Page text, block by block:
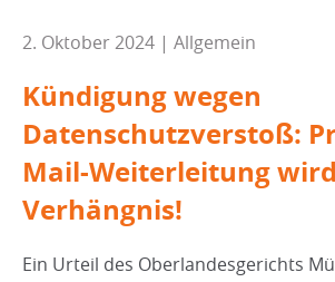
2. Oktober 2024 | Allgemein
Kündigung wegen
Datenschutzverstoß:
Mail-Weiterleitung
Verhängnis!
Ein Urteil des Oberlandesgerichts